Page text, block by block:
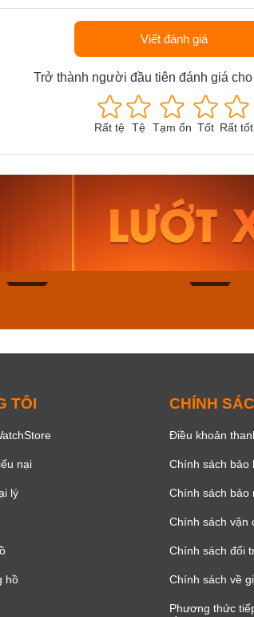
Viết đánh giá
Trở thành người đầu tiên đánh giá cho
Rất tệ Tệ Tạm ổn Tốt Rất tốt
Casio Nam
115D-1AVDF
2.823.000₫
2.399.550₫
Mua ngay
TÔI
nại
lý
hồ
CHÍNH
Điều khoản
Chính sách bảo
Chính sách bảo
Chính sách vận
Chính sách đổi
Chính sách về
Phương thức